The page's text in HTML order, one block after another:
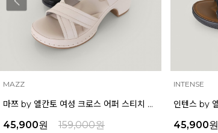
INTENSE
45,900원 159,000원
MAZZ
45,900원